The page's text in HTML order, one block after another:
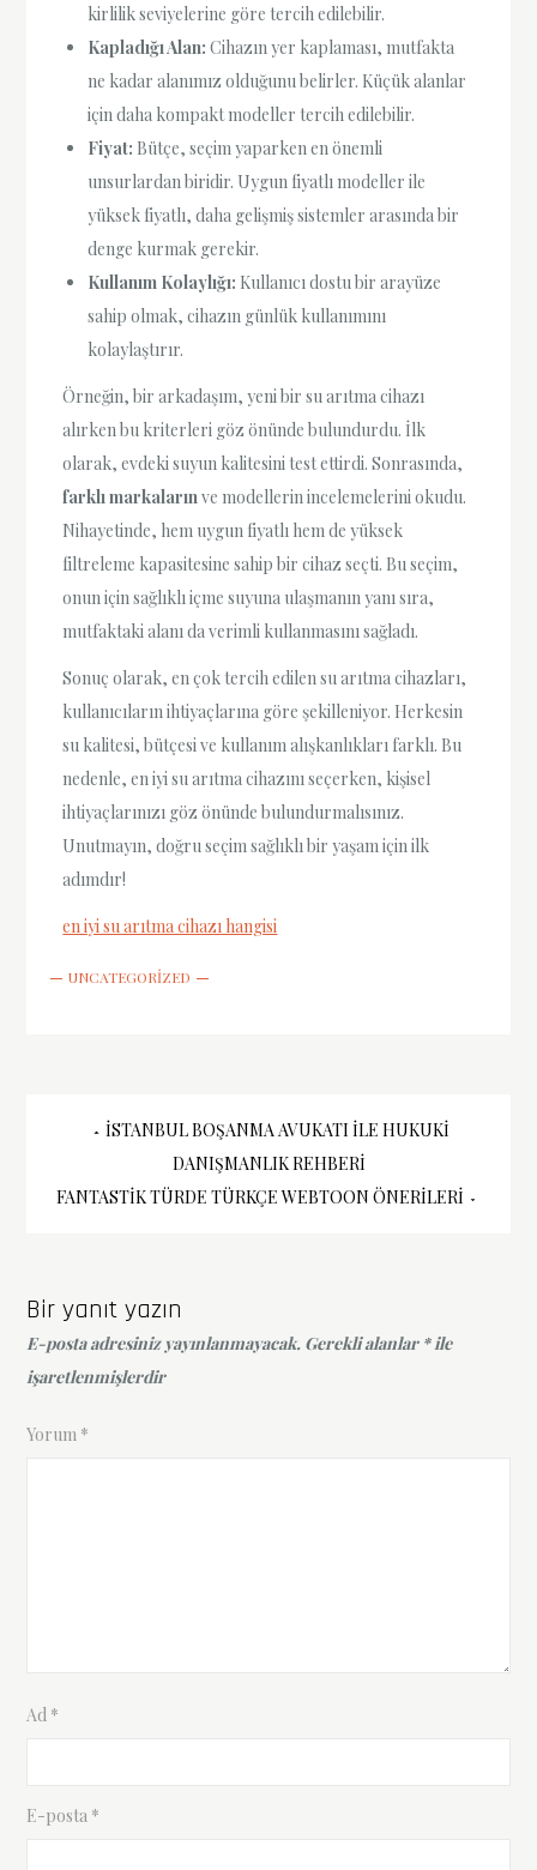
kirlilik seviyelerine göre tercih edilebilir.
Kapladığı Alan: Cihazın yer kaplaması, mutfakta
ne kadar alanımız olduğunu belirler. Küçük alanlar
için daha kompakt modeller tercih edilebilir.
Fiyat: Bütçe, seçim yaparken en önemli
unsurlardan biridir. Uygun fiyatlı modeller ile
yüksek fiyatlı, daha gelişmiş sistemler arasında bir
denge kurmak gerekir.
Kullanım Kolaylığı: Kullanıcı dostu bir arayüze
sahip olmak, cihazın günlük kullanımını
kolaylaştırır.
Örneğin, bir arkadaşım, yeni bir su arıtma cihazı
alırken bu kriterleri göz önünde bulundurdu. İlk
olarak, evdeki suyun kalitesini test ettirdi. Sonrasında,
farklı markaların ve modellerin incelemelerini okudu.
Nihayetinde, hem uygun fiyatlı hem de yüksek
filtreleme kapasitesine sahip bir cihaz seçti. Bu seçim,
onun için sağlıklı içme suyuna ulaşmanın yanı sıra,
mutfaktaki alanı da verimli kullanmasını sağladı.
Sonuç olarak, en çok tercih edilen su arıtma cihazları,
kullanıcıların ihtiyaçlarına göre şekilleniyor. Herkesin
su kalitesi, bütçesi ve kullanım alışkanlıkları farklı. Bu
nedenle, en iyi su arıtma cihazını seçerken, kişisel
ihtiyaçlarınızı göz önünde bulundurmalısınız.
Unutmayın, doğru seçim sağlıklı bir yaşam için ilk
adımdır!
en iyi su arıtma cihazı hangisi
UNCATEGORIZED
Yazı
gezinmesi
İSTANBUL BOŞANMA AVUKATI ILE HUKUKI
DANIŞMANLIK REHBERI
FANTASTIK TÜRDE TÜRKÇE WEBTOON ÖNERILERI
Bir yanıt yazın
E-posta adresiniz yayınlanmayacak. Gerekli alanlar *ile
işaretlenmişlerdir
Yorum *
Ad *
E-posta *